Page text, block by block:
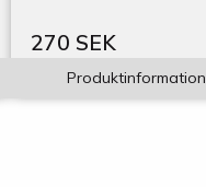
270 SEK
Produktinformation